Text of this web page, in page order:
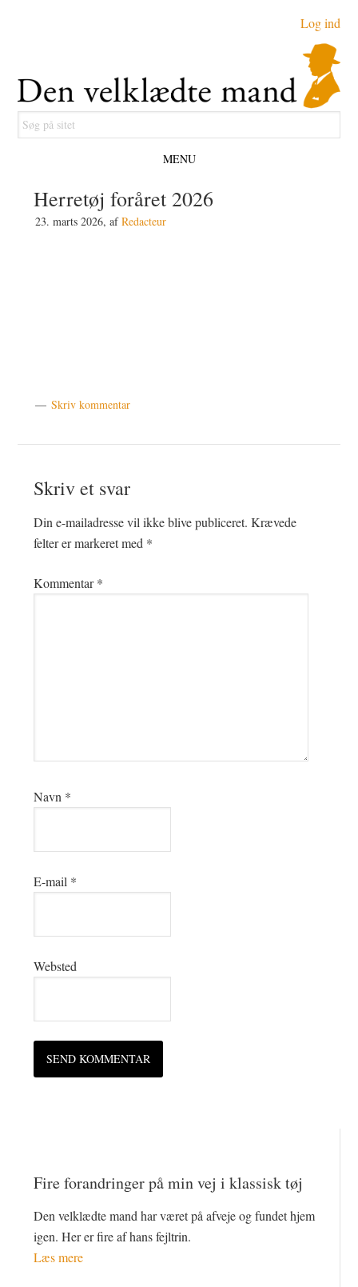
navigation
sidebar
Log ind
Søg
på
MENU
Herretøj foråret 2026
23. marts 2026, afRedacteur
Skriv kommentar
Skriv et svar
Din e-mailadresse vil ikke blive publiceret. Krævede
felter er markeret med *
Kommentar*
Navn *
E-mail *
Websted
Fire forandringer på min vej i klassisk tøj
Den velklædte mand har været på afveje og fundet hjem
igen. Her er fire af hans fejltrin.
Læs mere